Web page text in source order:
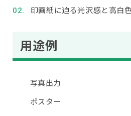
印画紙に迫る光沢感と高白
用途例
写真出力
ポスター